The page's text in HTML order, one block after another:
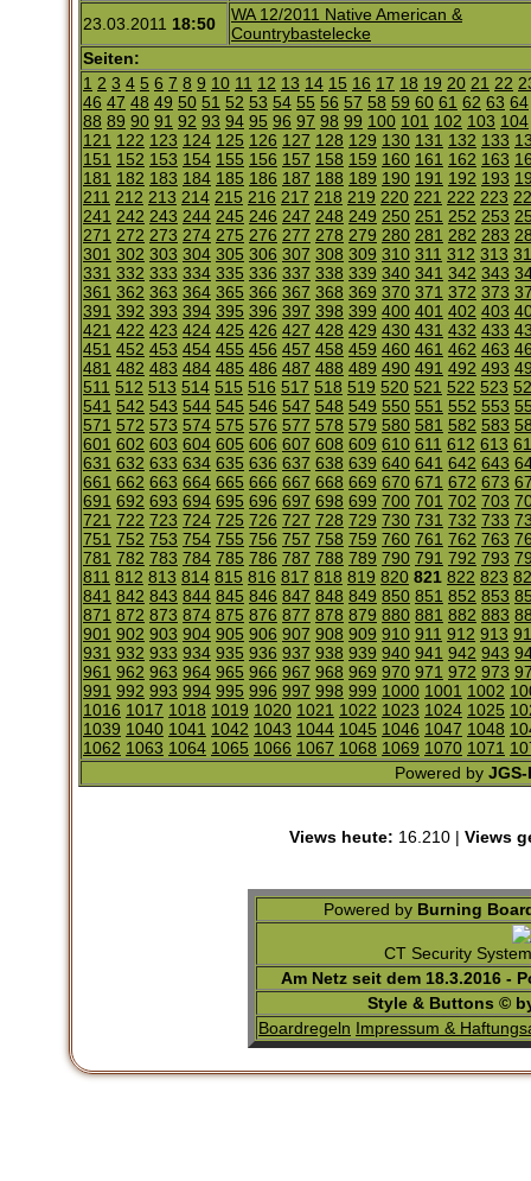
23.03.2011 18:50
WA 12/2011 Native American &
Countrybastelecke
Seiten:
1 2 3 4 5 6 7 8 9 10 11 12 13 14 15 16 17 18 19 20 21 22
46 47 48 49 50 51 52 53 54 55 56 57 58 59 60 61 62 63 64
88 89 90 91 92 93 94 95 96 97 98 99 100 101 102 103 104
121 122 123 124 125 126 127 128 129 130 131 132 133
151 152 153 154 155 156 157 158 159 160 161 162 163
181 182 183 184 185 186 187 188 189 190 191 192 193
211 212 213 214 215 216 217 218 219 220 221 222 223
241 242 243 244 245 246 247 248 249 250 251 252 253
271 272 273 274 275 276 277 278 279 280 281 282 283
301 302 303 304 305 306 307 308 309 310 311 312 313
331 332 333 334 335 336 337 338 339 340 341 342 343
361 362 363 364 365 366 367 368 369 370 371 372 373
391 392 393 394 395 396 397 398 399 400 401 402 403
421 422 423 424 425 426 427 428 429 430 431 432 433
451 452 453 454 455 456 457 458 459 460 461 462 463
481 482 483 484 485 486 487 488 489 490 491 492 493
511 512 513 514 515 516 517 518 519 520 521 522 523
541 542 543 544 545 546 547 548 549 550 551 552 553
571 572 573 574 575 576 577 578 579 580 581 582 583
601 602 603 604 605 606 607 608 609 610 611 612 613
631 632 633 634 635 636 637 638 639 640 641 642 643
661 662 663 664 665 666 667 668 669 670 671 672 673
691 692 693 694 695 696 697 698 699 700 701 702 703
721 722 723 724 725 726 727 728 729 730 731 732 733
751 752 753 754 755 756 757 758 759 760 761 762 763
781 782 783 784 785 786 787 788 789 790 791 792 793
811 812 813 814 815 816 817 818 819 820 821 822 823
841 842 843 844 845 846 847 848 849 850 851 852 853
871 872 873 874 875 876 877 878 879 880 881 882 883
901 902 903 904 905 906 907 908 909 910 911 912 913
931 932 933 934 935 936 937 938 939 940 941 942 943
961 962 963 964 965 966 967 968 969 970 971 972 973
991 992 993 994 995 996 997 998 999 1000 1001 1002
1016 1017 1018 1019 1020 1021 1022 1023 1024 1025
1039 1040 1041 1042 1043 1044 1045 1046 1047 1048
1062 1063 1064 1065 1066 1067 1068 1069 1070 1071
Powered by
Views heute: 16.210 | Views
Powered by Burning
CT Security
Am Netz seit dem 18.3.2016 -
Style & Buttons ©
Boardregeln Impressum &